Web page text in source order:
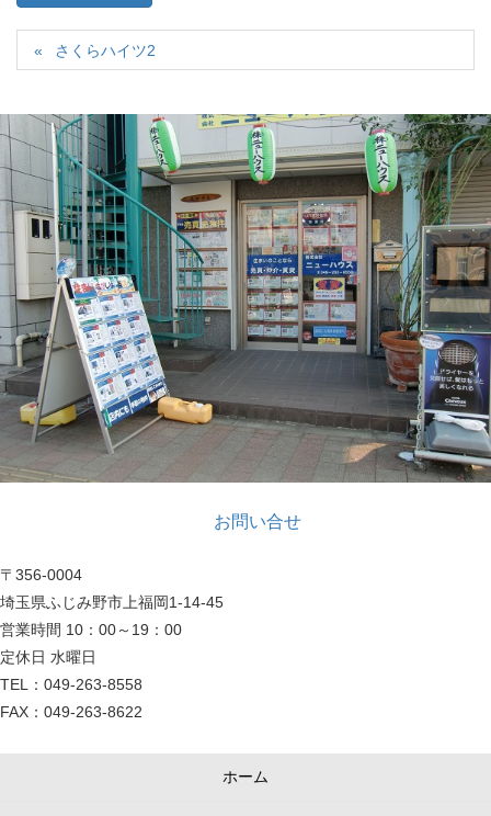
さくらハイツ2
お問い合せ
〒356-0004
埼玉県ふじみ野市上福岡1-14-45
営業時間 10：00～19：00
定休日 水曜日
TEL：049-263-8558
FAX：049-263-8622
ホーム